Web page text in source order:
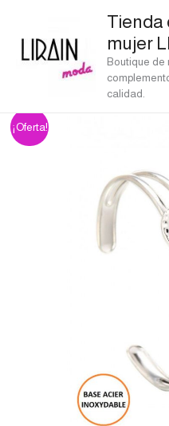
contenido
Tienda
mujer
Boutique de
calidad.
¡Oferta!
original
€27.00.
actual
es:
€24.30.
Pulsera
Coral